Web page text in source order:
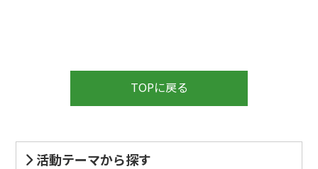
TOPに戻る
活動テーマから探す